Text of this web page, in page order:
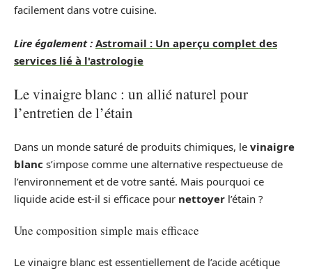
facilement dans votre cuisine.
Lire également : Astromail : Un aperçu complet des
services lié à l'astrologie
Le vinaigre blanc : un allié naturel pour
l’entretien de l’étain
Dans un monde saturé de produits chimiques, le vinaigre
blanc s’impose comme une alternative respectueuse de
l’environnement et de votre santé. Mais pourquoi ce
liquide acide est-il si efficace pour nettoyer l’étain ?
Une composition simple mais efficace
Le vinaigre blanc est essentiellement de l’acide acétique